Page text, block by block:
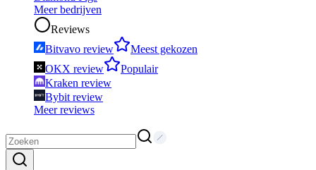
Meer bedrijven
Reviews
Bitvavo review
Meest gekozen
OKX review
Populair
Kraken review
Bybit review
Meer reviews